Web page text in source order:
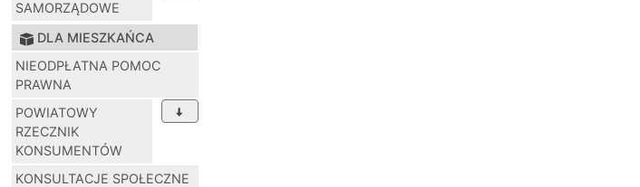
SAMORZĄDOWE
DLA MIESZKAŃCA
NIEODPŁATNA POMOC
PRAWNA
POWIATOWY
RZECZNIK
KONSUMENTÓW
KONSULTACJE SPOŁECZNE